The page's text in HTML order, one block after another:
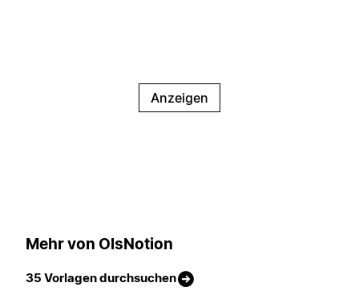
Anzeigen
Mehr von OlsNotion
35 Vorlagen durchsuchen